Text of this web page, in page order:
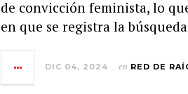
de convicción feminista, lo
en que se registra la búsqueda
DIC 04, 2024 en RED DE